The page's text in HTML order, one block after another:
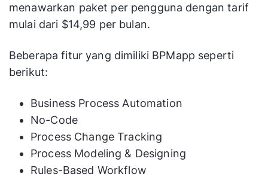
menawarkan paket per pengguna dengan tarif
mulai dari $14,99 per bulan.
Beberapa fitur yang dimiliki BPMapp seperti
berikut:
Business Process Automation
No-Code
Process Change Tracking
Process Modeling & Designing
Rules-Based Workflow